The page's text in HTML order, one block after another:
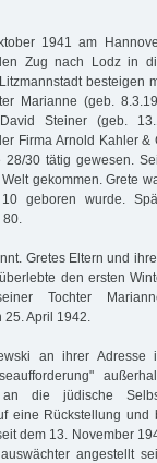
1941 am
Zug nach Lodz in
besteigen
Marianne (geb.
Steiner (geb.
Firma Arnold Kahler &
30 tätig gewesen.
gekommen. Grete
geboren wurde.
Gretes Eltern und
den ersten
Tochter
April 1942.
an ihrer
die jüdische
eine Rückstellung und
dem 13. November
angestellt